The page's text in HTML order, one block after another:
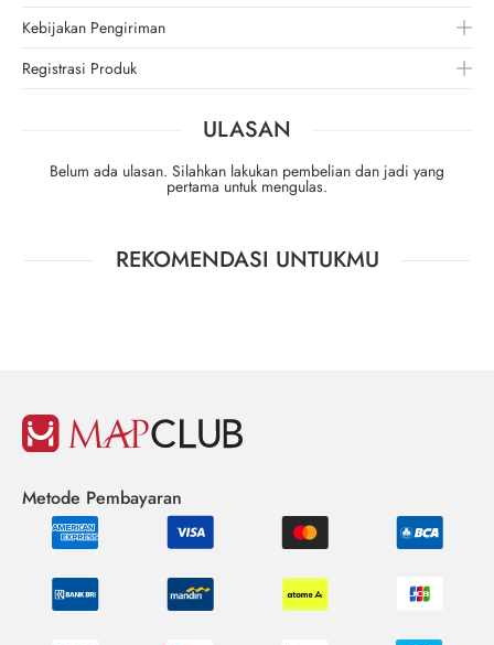
Kebijakan Pengiriman
Registrasi Produk
ULASAN
Belum ada ulasan. Silahkan lakukan pembelian dan jadi yang
pertama untuk mengulas.
REKOMENDASI UNTUKMU
Metode Pembayaran